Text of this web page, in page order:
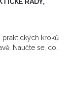
RADY,
praktických kroků
Naučte se, co